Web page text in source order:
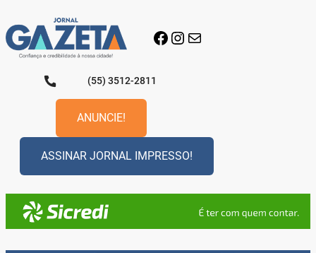
para
o
conteúdo
Facebook
Instagram
E-mail
(55) 3512-2811
ANUNCIE!
ASSINAR JORNAL IMPRESSO!